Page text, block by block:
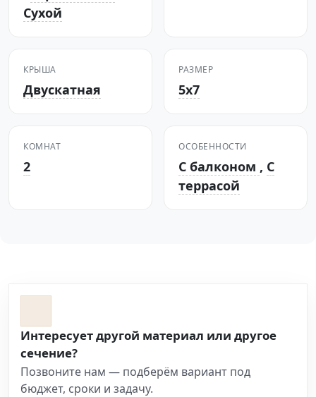
Сухой
КРЫША
Двускатная
РАЗМЕР
5x7
КОМНАТ
2
ОСОБЕННОСТИ
С балконом , С
террасой
Интересует другой материал или другое
сечение?
Позвоните нам — подберём вариант под
бюджет, сроки и задачу.